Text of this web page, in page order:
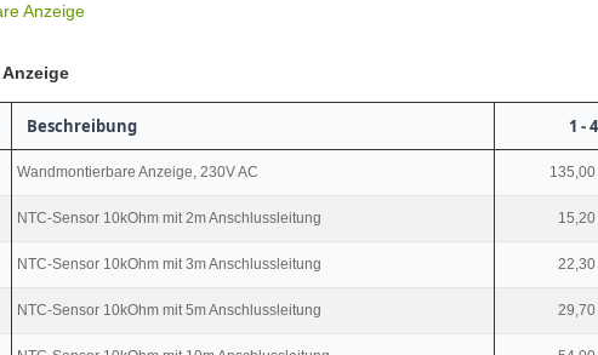
Anzeige
Beschreibung 1 - 4
Wandmontierbare Anzeige, 230V AC 135,00
NTC-Sensor 10kOhm mit 2m Anschlussleitung
NTC-Sensor 10kOhm mit 3m Anschlussleitung 22,30
NTC-Sensor 10kOhm mit 5m Anschlussleitung 29,70